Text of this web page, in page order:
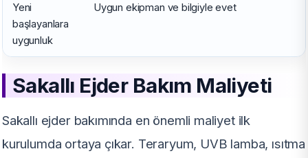
Yeni
başlayanlara
uygunluk
Uygun ekipman ve bilgiyle evet
Sakallı Ejder Bakım Maliyeti
Sakallı ejder bakımında en önemli maliyet ilk
kurulumda ortaya çıkar. Teraryum, UVB lamba, ısıtma